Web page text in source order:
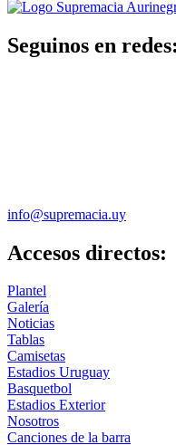
Seguinos en redes:
info@supremacia.uy
Accesos directos:
Plantel
Galería
Noticias
Tablas
Camisetas
Estadios Uruguay
Basquetbol
Estadios Exterior
Nosotros
Canciones de la barra